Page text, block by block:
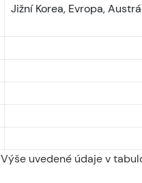
Jižní Korea, Evropa,
Výše uvedené údaje v